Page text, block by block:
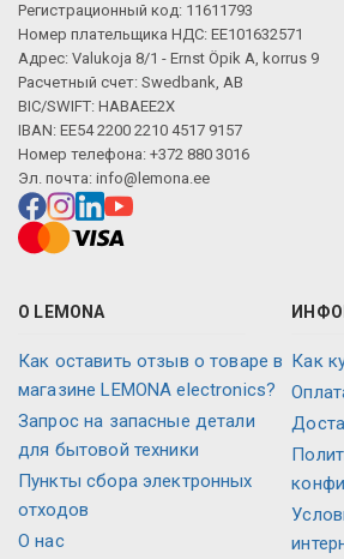
Регистрационный код: 11611793
Номер плательщика НДС: EE101632571
Адрес: Valukoja 8/1 - Ernst Öpik A, korrus 9
Расчетный счет: Swedbank, AB
BIC/SWIFT: HABAEE2X
IBAN: EE54 2200 2210 4517 9157
Номер телефона: +372 880 3016
Эл. почта: info@lemona.ee
О LEMONA
Как оставить отзыв о товаре в
магазине LEMONA electronics?
Запрос на запасные детали
для бытовой техники
Пункты сбора электронных
отходов
О нас
Как